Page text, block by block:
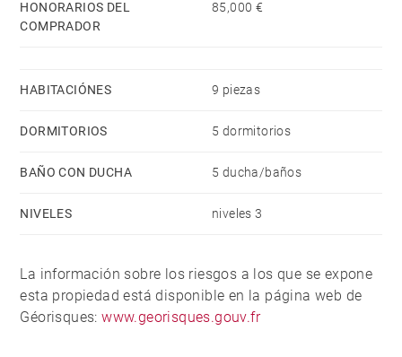
HONORARIOS DEL
COMPRADOR
85,000 €
HABITACIÓNES 9 piezas
DORMITORIOS 5 dormitorios
BAÑO CON DUCHA 5 ducha/baños
NIVELES niveles 3
La información sobre los riesgos a los que se expone
esta propiedad está disponible en la página web de
Géorisques:www.georisques.gouv.fr